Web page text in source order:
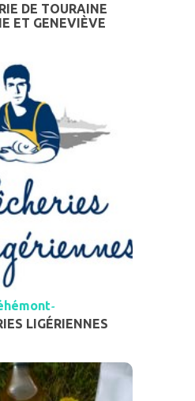
DE TOURAINE
ET GENEVIÈVE
-
LIGÉRIENNES